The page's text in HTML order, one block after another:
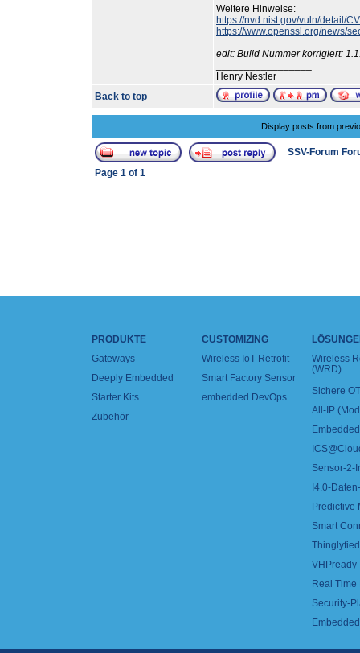
Weitere Hinweise:
https://nvd.nist.gov/vuln/detail/
https://www.openssl.org/news/
edit: Build Nummer korrigiert:
Henry Nestler
Back to top
Display posts from
SSV-Forum
Page 1 of 1
PRODUKTE
Gateways
Deeply Embedded
Starter Kits
Zubehör
CUSTOMIZING
Wireless IoT Retrofit
Smart Factory Sensor
embedded DevOps
Wireless
(WRD)
Sichere
All-IP
Sensor-2-
I4.0-
Predictive
Smart
VHPready
Real
Security-